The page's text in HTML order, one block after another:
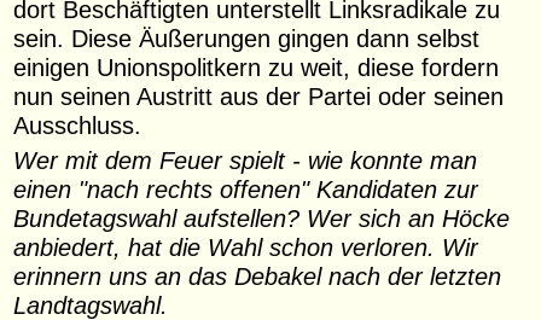
dort Beschäftigten unterstellt Linksradikale zu
sein. Diese Äußerungen gingen dann selbst
einigen Unionspolitkern zu weit, diese fordern
nun seinen Austritt aus der Partei oder seinen
Ausschluss.
Wer mit dem Feuer spielt - wie konnte man
einen "nach rechts offenen" Kandidaten zur
Bundetagswahl aufstellen? Wer sich an Höcke
anbiedert, hat die Wahl schon verloren. Wir
erinnern uns an das Debakel nach der letzten
Landtagswahl.